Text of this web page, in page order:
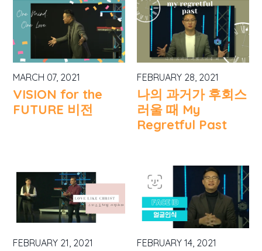
MARCH 07, 2021
VISION for the
FUTURE 비전
FEBRUARY 28, 2021
나의 과거가 후회스
러울 때 My
Regretful Past
FEBRUARY 21, 2021 FEBRUARY 14, 2021